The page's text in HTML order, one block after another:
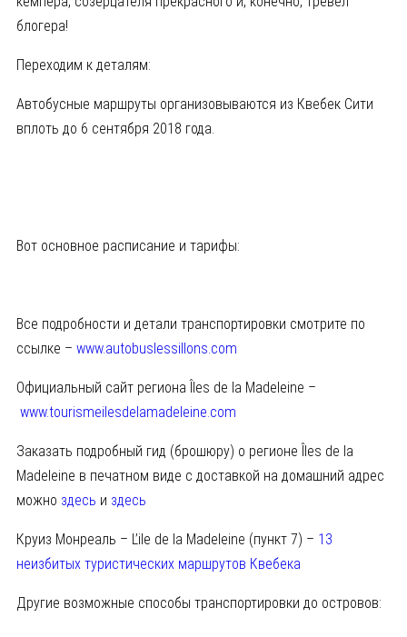
блогера!
Переходим к деталям:
Автобусные маршруты организовываются из Квебек Сити
вплоть до 6 сентября 2018 года.
Вот основное расписание и тарифы:
Все подробности и детали транспортировки смотрите по
ссылке – www.autobuslessillons.com
Официальный сайт региона Îles de la Madeleine –
www.tourismeilesdelamadeleine.com
Заказать подробный гид (брошюру) о регионе Îles de la
Madeleine в печатном виде с доставкой на домашний адрес
можно здесь и здесь
Круиз Монреаль – L’ile de la Madeleine (пункт 7) – 13
неизбитых туристических маршрутов Квебека
Другие возможные способы транспортировки до островов: